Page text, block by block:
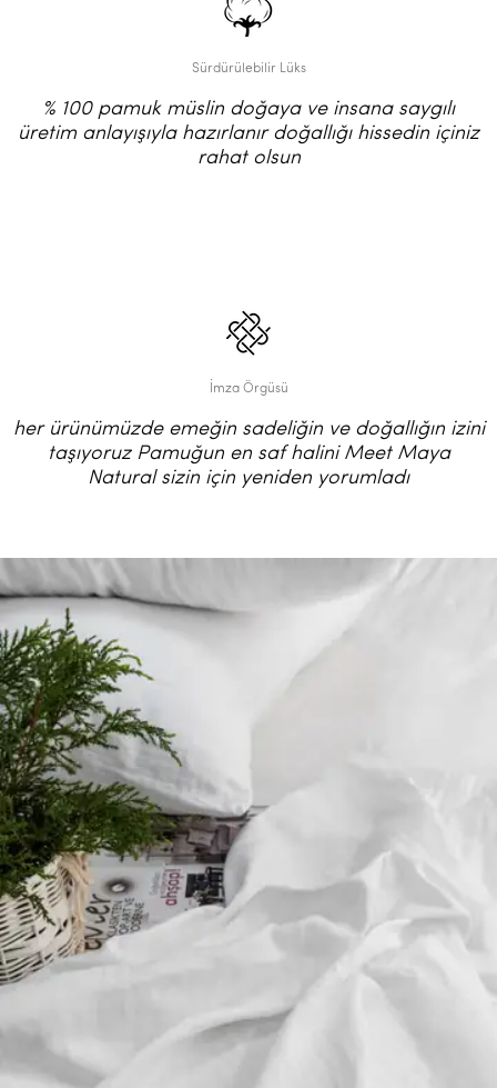
Sürdürülebilir Lüks
% 100 pamuk müslin doğaya ve insana saygılı
üretim anlayışıyla hazırlanır doğallığı hissedin içiniz
rahat olsun
İmza Örgüsü
her ürünümüzde emeğin sadeliğin ve doğallığın izini
taşıyoruz Pamuğun en saf halini Meet Maya
Natural sizin için yeniden yorumladı